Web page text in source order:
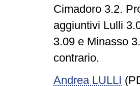
Cimadoro 3.2.
aggiuntivi Lulli
3.09 e Minasso
contrario.
Andrea LULLI